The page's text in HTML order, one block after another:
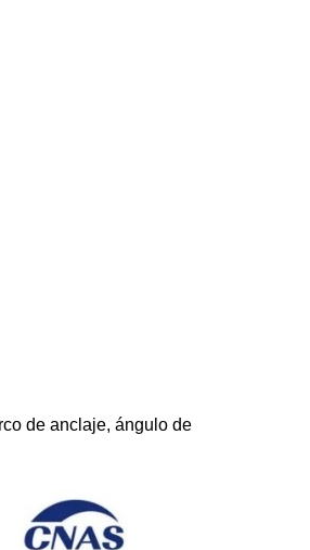
de anclaje, ángulo de